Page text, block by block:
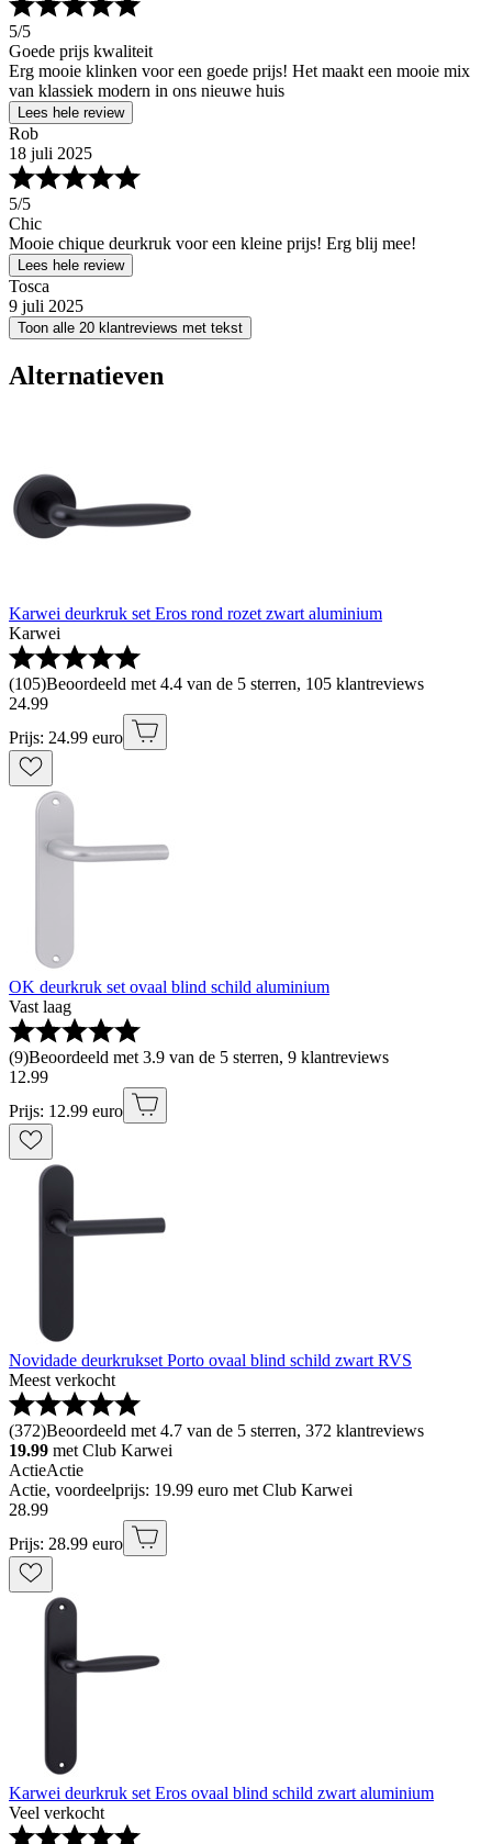
5/5
Goede prijs kwaliteit
Erg mooie klinken voor een goede prijs! Het maakt een mooie mix
van klassiek modern in ons nieuwe huis
Lees hele review
Rob
18 juli 2025
5/5
Chic
Mooie chique deurkruk voor een kleine prijs! Erg blij mee!
Lees hele review
Tosca
9 juli 2025
Toon alle 20 klantreviews met tekst
Alternatieven
Karwei deurkruk set Eros rond rozet zwart aluminium
Karwei
(105)Beoordeeld met 4.4 van de 5 sterren, 105 klantreviews
24.99
Prijs: 24.99 euro
OK deurkruk set ovaal blind schild aluminium
Vast laag
(9)Beoordeeld met 3.9 van de 5 sterren, 9 klantreviews
12.99
Prijs: 12.99 euro
Novidade deurkrukset Porto ovaal blind schild zwart RVS
Meest verkocht
(372)Beoordeeld met 4.7 van de 5 sterren, 372 klantreviews
19.99 met Club Karwei
ActieActie
Actie, voordeelprijs: 19.99 euro met Club Karwei
28.99
Prijs: 28.99 euro
Karwei deurkruk set Eros ovaal blind schild zwart aluminium
Veel verkocht